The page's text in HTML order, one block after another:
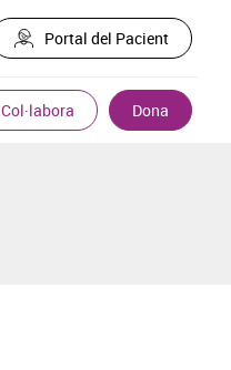
Portal del Pacient
Col·labora Dona